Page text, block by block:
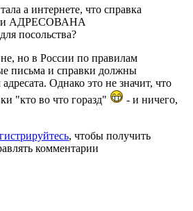
а интернете, что справка
и АДРЕСОВАНА
посольства?
но в России по правилам
письма и справки должны
Однако это не значит, что
"кто во что горазд"
- и ничего,
, чтобы получить
комментарии